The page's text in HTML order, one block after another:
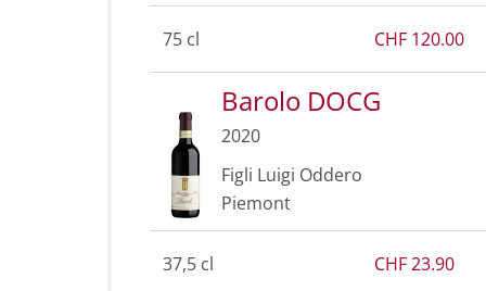
75 cl CHF 120.00
Barolo DOCG
2020
Figli Luigi Oddero
Piemont
37,5 cl CHF 23.90